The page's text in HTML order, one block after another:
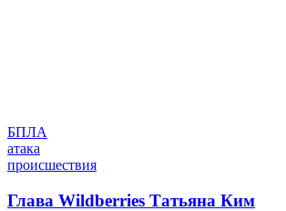
БПЛА
атака
происшествия
Глава Wildberries Татьяна Ким